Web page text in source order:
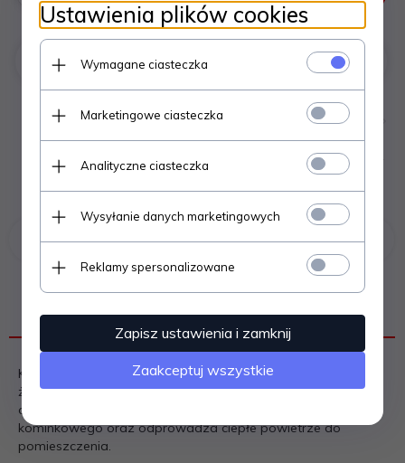
Negocjuj cenę
Poprzedni produkt Następny produkt
OPIS PRODUKTU
KRATKA kominkowa 22x45 cm malowana grafitowa z
żaluzją. Kratka kominkowa malowana grafitowa zapewnia
odpowiednią cyrkulację powietrza wokół wkładu
kominkowego oraz odprowadza ciepłe powietrze do
pomieszczenia.
Ustawienia plików cookies
Wymagane ciasteczka
Marketingowe ciasteczka
Analityczne ciasteczka
Wysyłanie danych marketingowych
Reklamy spersonalizowane
Zapisz ustawienia i zamknij
Zaakceptuj wszystkie